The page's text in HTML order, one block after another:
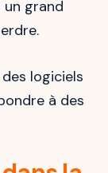
grand
logiciels
à des